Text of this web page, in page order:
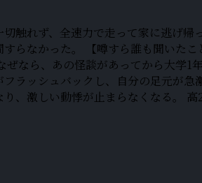
触れず、全速力で走って家に逃げ
らなかった。 【噂すら誰も聞いた
なら、あの怪談があってから大学
ラッシュバックし、自分の足元が
、激しい動悸が止まらなくなる。